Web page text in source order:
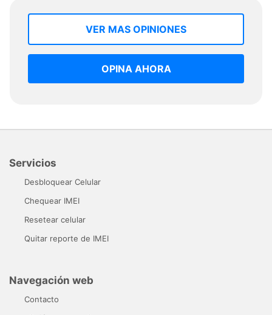
VER MAS OPINIONES
OPINA AHORA
Servicios
Desbloquear Celular
Chequear IMEI
Resetear celular
Quitar reporte de IMEI
Navegación web
Contacto